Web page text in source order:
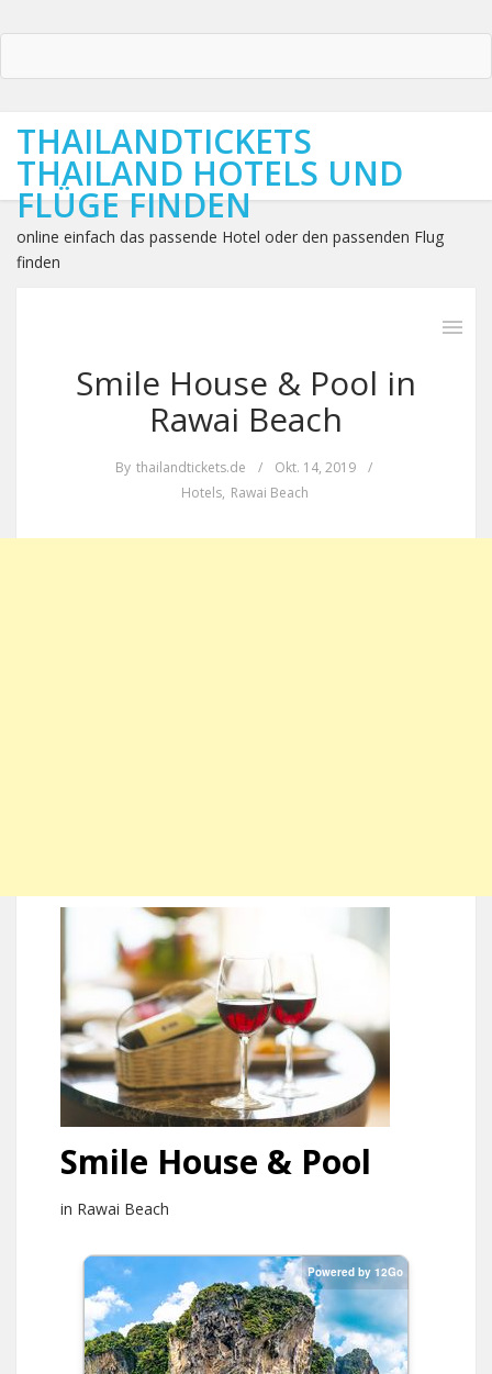
THAILANDTICKETS
THAILAND HOTELS UND
FLÜGE FINDEN
online einfach das passende Hotel oder den passenden Flug
finden
Smile House & Pool in
Rawai Beach
By thailandtickets.de / Okt. 14, 2019
/
Hotels, Rawai Beach
Smile House & Pool
in Rawai Beach